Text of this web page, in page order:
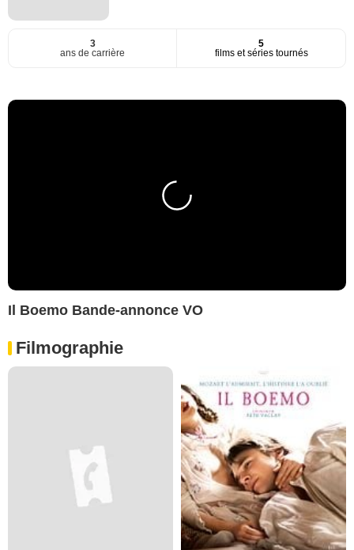
3
ans de carrière
5
films et séries tournés
Il Boemo Bande-annonce VO
Filmographie